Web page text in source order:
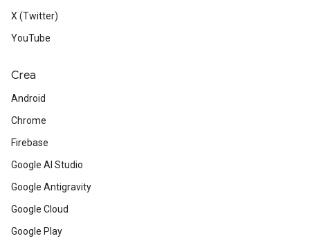
X (Twitter)
YouTube
Crea
Android
Chrome
Firebase
Google AI Studio
Google Antigravity
Google Cloud
Google Play